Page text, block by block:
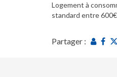
Logement à
standard entre
Partager :